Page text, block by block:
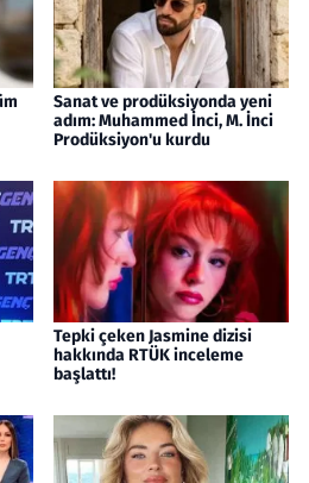
Sanat ve prodüksiyonda yeni
adım: Muhammed İnci, M. İnci
Prodüksiyon'u kurdu
Tepki çeken Jasmine dizisi
hakkında RTÜK inceleme
başlattı!